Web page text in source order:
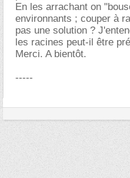
En les arrachant on
environnants ; couper à
pas une solution ?
les racines peut-il être
Merci. A bientôt.
-----